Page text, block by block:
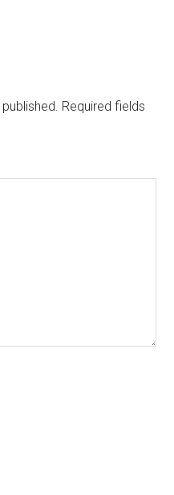
Required fields